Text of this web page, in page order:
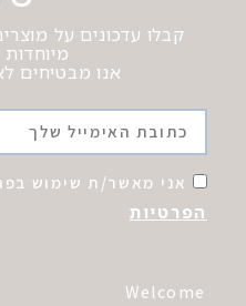
Welcome
קבלו עדכונים על
אנו מבטיחים
אני מאשר/ת שימוש
הפרטיות